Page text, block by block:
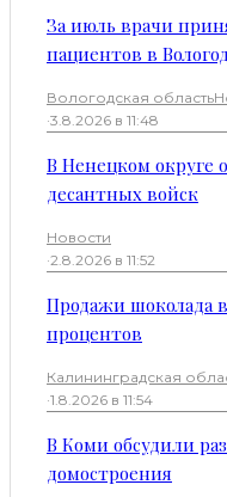
За июль врачи
пациентов в
Вологодская область
·3.8.2026 в 11:48
В Ненецком округе
десантных войск
Новости
·2.8.2026 в 11:52
Продажи шоколада
процентов
Калининградская
·1.8.2026 в 11:54
В Коми обсудили
домостроения